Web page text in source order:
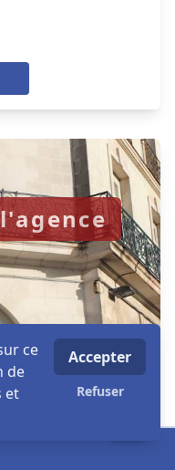
ce
de
et
Accepter
Refuser